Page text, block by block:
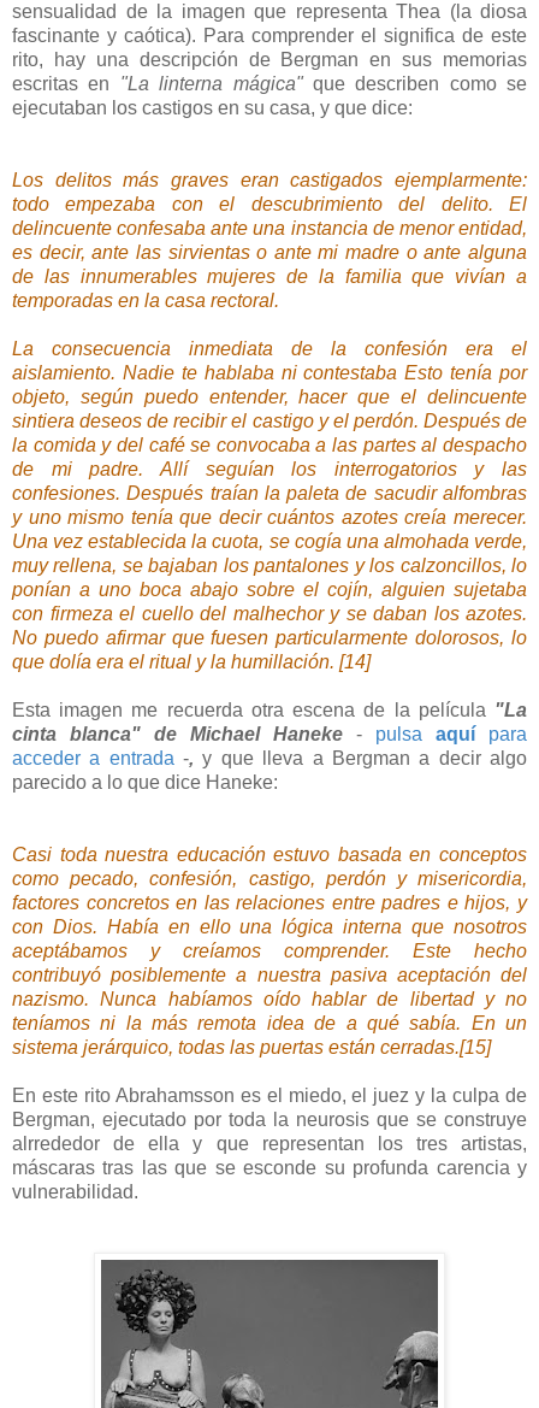
sensualidad de la imagen que representa Thea (la diosa
fascinante y caótica). Para comprender el significa de este
rito, hay una descripción de Bergman en sus memorias
escritas en "La linterna mágica" que describen como se
ejecutaban los castigos en su casa, y que dice:
Los delitos más graves eran castigados ejemplarmente:
todo empezaba con el descubrimiento del delito. El
delincuente confesaba ante una instancia de menor entidad,
es decir, ante las sirvientas o ante mi madre o ante alguna
de las innumerables mujeres de la familia que vivían a
temporadas en la casa rectoral.
La consecuencia inmediata de la confesión era el
aislamiento. Nadie te hablaba ni contestaba Esto tenía por
objeto, según puedo entender, hacer que el delincuente
sintiera deseos de recibir el castigo y el perdón. Después de
la comida y del café se convocaba a las partes al despacho
de mi padre. Allí seguían los interrogatorios y las
confesiones. Después traían la paleta de sacudir alfombras
y uno mismo tenía que decir cuántos azotes creía merecer.
Una vez establecida la cuota, se cogía una almohada verde,
muy rellena, se bajaban los pantalones y los calzoncillos, lo
ponían a uno boca abajo sobre el cojín, alguien sujetaba
con firmeza el cuello del malhechor y se daban los azotes.
No puedo afirmar que fuesen particularmente dolorosos, lo
que dolía era el ritual y la humillación. [14]
Esta imagen me recuerda otra escena de la película "La
cinta blanca" de Michael Haneke - pulsa aquí para
acceder a entrada -,y que lleva a Bergman a decir algo
parecido a lo que dice Haneke:
Casi toda nuestra educación estuvo basada en conceptos
como pecado, confesión, castigo, perdón y misericordia,
factores concretos en las relaciones entre padres e hijos, y
con Dios. Había en ello una lógica interna que nosotros
aceptábamos y creíamos comprender. Este hecho
contribuyó posiblemente a nuestra pasiva aceptación del
nazismo. Nunca habíamos oído hablar de libertad y no
teníamos ni la más remota idea de a qué sabía. En un
sistema jerárquico, todas las puertas están cerradas.[15]
En este rito Abrahamsson es el miedo, el juez y la culpa de
Bergman, ejecutado por toda la neurosis que se construye
alrrededor de ella y que representan los tres artistas,
máscaras tras las que se esconde su profunda carencia y
vulnerabilidad.